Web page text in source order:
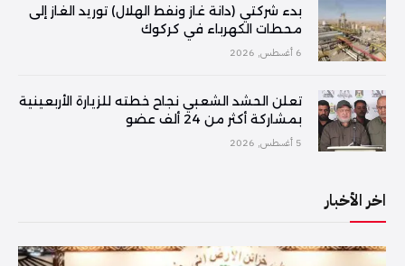
بدء شركتي (دانة غاز ونفط الهلال) توريد الغاز إلى
محطات الكهرباء في كركوك
6 أغسطس, 2026
تعلن الحشد الشعبي نجاح خطته للزيارة الأربعينية
بمشاركة أكثر من 24 ألف عضو
5 أغسطس, 2026
اخر الأخبار